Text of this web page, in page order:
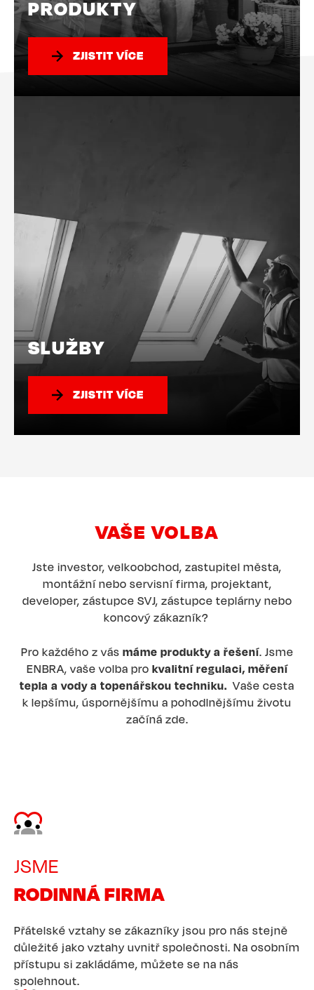
PRODUKTY
ZJISTIT VÍCE
SLUŽBY
ZJISTIT VÍCE
VAŠE VOLBA
Jste investor, velkoobchod, zastupitel města,
montážní nebo servisní firma, projektant,
developer, zástupce SVJ, zástupce teplárny nebo
koncový zákazník?
Pro každého z vás máme produkty a řešení. Jsme
ENBRA, vaše volba pro kvalitní regulaci, měření
tepla a vody a topenářskou techniku.Vaše cesta
k lepšímu, úspornějšímu a pohodlnějšímu životu
začíná zde.
Image
JSME
RODINNÁ FIRMA
Přátelské vztahy se zákazníky jsou pro nás stejně
důležité jako vztahy uvnitř společnosti. Na osobním
přístupu si zakládáme, můžete se na nás
spolehnout.